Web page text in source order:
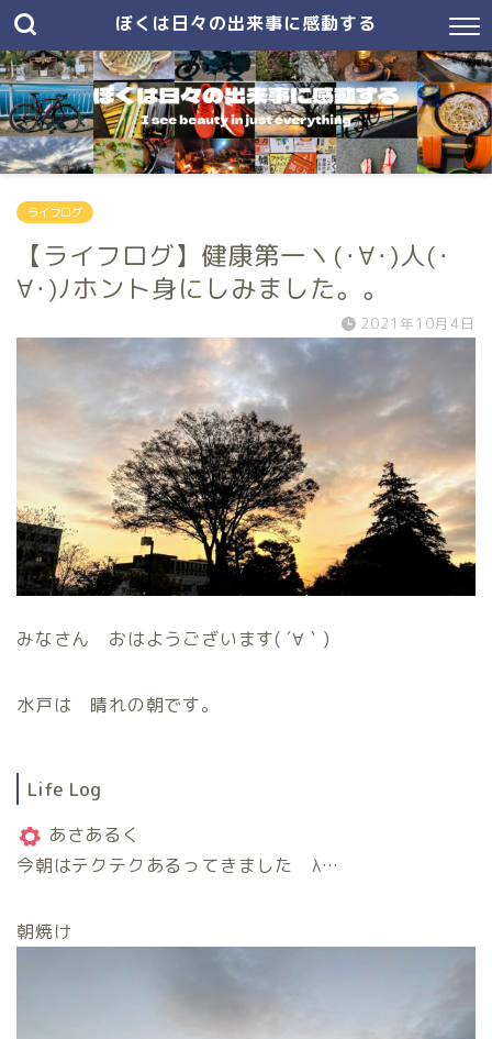
ぼくは日々の出来事に感動する
ライフログ
【ライフログ】健康第一ヽ(･∀･)人(･
∀･)ﾉホント身にしみました。。
2021年10月4日
みなさん おはようございます( ´∀｀)
水戸は 晴れの朝です。
Life Log
あさあるく
今朝はテクテクあるってきました λ…
朝焼け